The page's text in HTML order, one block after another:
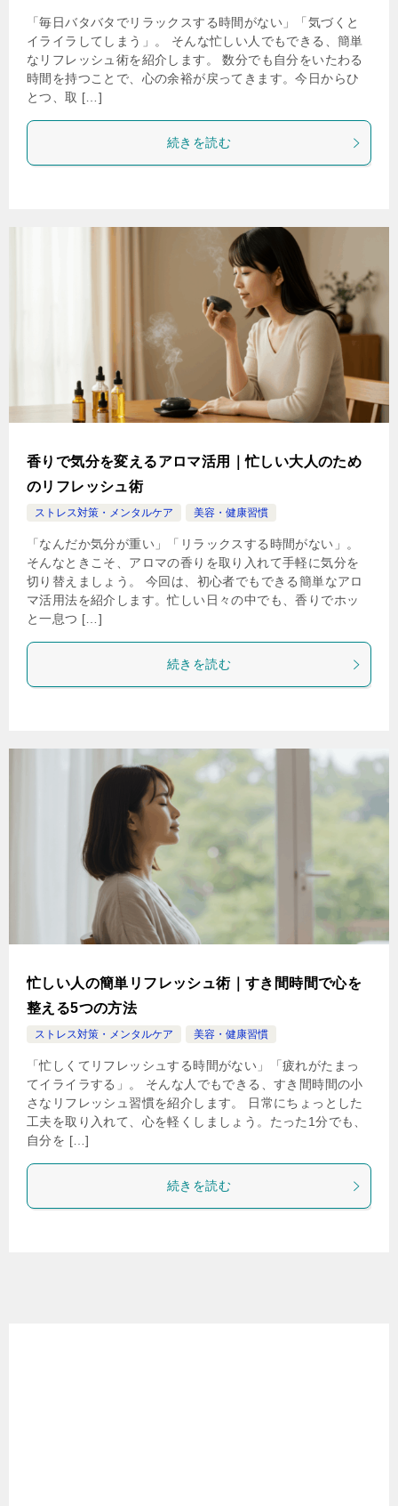
「毎日バタバタでリラックスする時間がない」「気づくと
イライラしてしまう」。 そんな忙しい人でもできる、簡単
なリフレッシュ術を紹介します。 数分でも自分をいたわる
時間を持つことで、心の余裕が戻ってきます。今日からひ
とつ、取 […]
続きを読む
香りで気分を変えるアロマ活用｜忙しい大人のため
のリフレッシュ術
ストレス対策・メンタルケア 美容・健康習慣
「なんだか気分が重い」「リラックスする時間がない」。
そんなときこそ、アロマの香りを取り入れて手軽に気分を
切り替えましょう。 今回は、初心者でもできる簡単なアロ
マ活用法を紹介します。忙しい日々の中でも、香りでホッ
と一息つ […]
続きを読む
忙しい人の簡単リフレッシュ術｜すき間時間で心を
整える5つの方法
ストレス対策・メンタルケア 美容・健康習慣
「忙しくてリフレッシュする時間がない」「疲れがたまっ
てイライラする」。 そんな人でもできる、すき間時間の小
さなリフレッシュ習慣を紹介します。 日常にちょっとした
工夫を取り入れて、心を軽くしましょう。たった1分でも、
自分を […]
続きを読む